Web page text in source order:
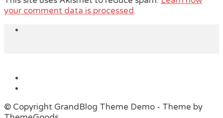
your comment data is processed.
© Copyright GrandBlog Theme Demo - Theme by